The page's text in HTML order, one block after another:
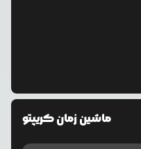
ماشین زمان کریپتو